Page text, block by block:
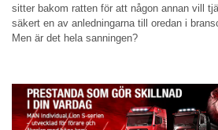
sitter bakom ratten för att någon annan vill
säkert en av anledningarna till oredan i
Men är det hela sanningen?